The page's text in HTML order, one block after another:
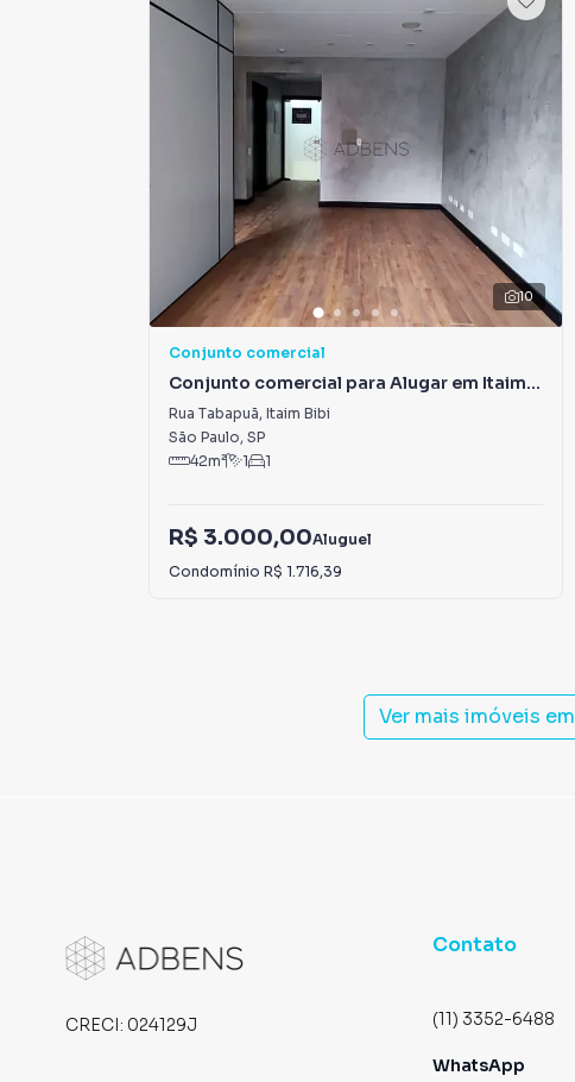
10
Conjunto comercial
Conjunto comercial para Alugar em Itaim
Bibi
Rua Tabapuã, Itaim Bibi
São Paulo, SP
42m² 1 1
R$ 3.000,00Aluguel
Condomínio R$ 1.716,39
Ver mais imóveis em
CRECI: 024129J
Contato
(11) 3352-6488
WhatsApp